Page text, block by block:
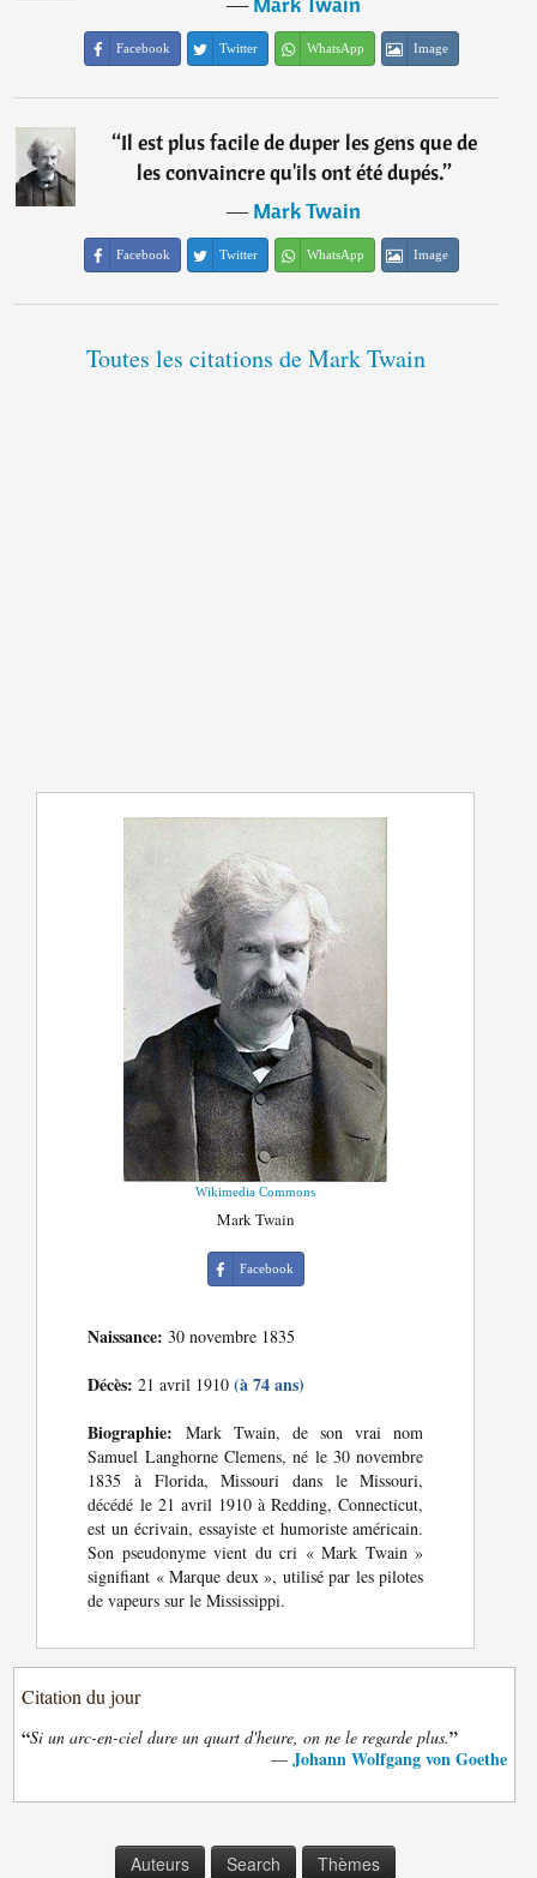
Facebook Twitter WhatsApp Image
“Il est plus facile de duper les gens que de
les convaincre qu'ils ont été dupés.”
―Mark Twain
Facebook Twitter WhatsApp Image
Toutes les citations de Mark Twain
Wikimedia Commons
Mark Twain
Facebook
Naissance: 30 novembre 1835
Décès: 21 avril 1910(à 74 ans)
Biographie: Mark Twain, de son vrai nom
Samuel Langhorne Clemens, né le 30 novembre
1835 à Florida, Missouri dans le Missouri,
décédé le 21 avril 1910 à Redding, Connecticut,
est un écrivain, essayiste et humoriste américain.
Son pseudonyme vient du cri « Mark Twain »
signifiant « Marque deux », utilisé par les pilotes
de vapeurs sur le Mississippi.
Citation du jour
“Si un arc-en-ciel dure un quart d'heure, on ne le regarde plus.”
— Johann Wolfgang von Goethe
Auteurs Search Thèmes